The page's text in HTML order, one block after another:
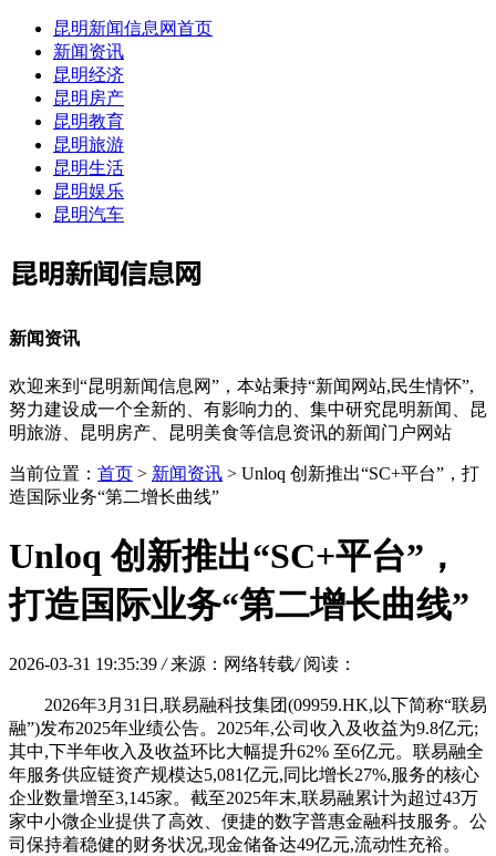
昆明新闻信息网首页
新闻资讯
昆明经济
昆明房产
昆明教育
昆明旅游
昆明生活
昆明娱乐
昆明汽车
新闻资讯
欢迎来到“昆明新闻信息网”，本站秉持“新闻网站,民生情怀”,
努力建设成一个全新的、有影响力的、集中研究昆明新闻、昆
明旅游、昆明房产、昆明美食等信息资讯的新闻门户网站
当前位置： 首页 > 新闻资讯 > Unloq 创新推出“SC+平台”，打
造国际业务“第二增长曲线”
Unloq 创新推出“SC+平台”，
打造国际业务“第二增长曲线”
2026-03-31 19:35:39/ 来源：网络转载/ 阅读：
2026年3月31日,联易融科技集团(09959.HK,以下简称“联易
融”)发布2025年业绩公告。2025年,公司收入及收益为9.8亿元;
其中,下半年收入及收益环比大幅提升62% 至6亿元。联易融全
年服务供应链资产规模达5,081亿元,同比增长27%,服务的核心
企业数量增至3,145家。截至2025年末,联易融累计为超过43万
家中小微企业提供了高效、便捷的数字普惠金融科技服务。公
司保持着稳健的财务状况,现金储备达49亿元,流动性充裕。